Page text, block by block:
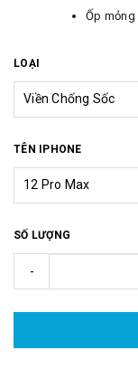
Ốp mỏng
LOẠI
TÊN IPHONE
SỐ LƯỢNG
-